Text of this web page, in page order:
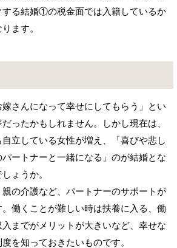
する結婚①の税金面では入籍しているか
ます。
さんになって幸せにしてもらう」とい
ったかもしれません。しかし現在は、
立している女性が増え、「喜びや悲し
ートナーと一緒になる」のが結婚とな
ょうか。
の介護など、パートナーのサポートが
働くことが難しい時は扶養に入る、働
入までがメリットが大きいなど、幸せな
を知っておきたいものです。